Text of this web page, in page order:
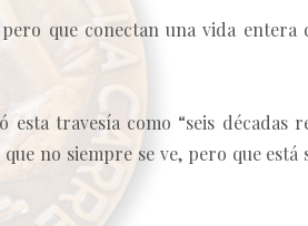
que conectan una vida
travesía como “seis décadas
no siempre se ve, pero que